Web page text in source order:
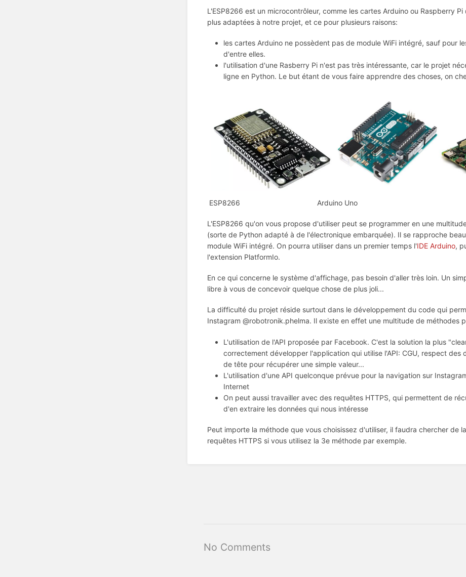
L'ESP8266 est un microcontrôleur, comme les cartes Arduino ou Raspberry
plus adaptées à notre projet, et ce pour plusieurs raisons:
les cartes Arduino ne possèdent pas de module WiFi intégré, sauf pour
d'entre elles.
l'utilisation d'une Rasberry Pi n'est pas très intéressante, car le projet
ligne en Python. Le but étant de vous faire apprendre des choses, on
ESP8266 Arduino Uno
L'ESP8266 qu'on vous propose d'utiliser peut se programmer en une
(sorte de Python adapté à de l'électronique embarquée). Il se rapproche
module WiFi intégré. On pourra utiliser dans un premier temps l'IDE Arduino,
l'extension PlatformIo.
En ce qui concerne le système d'affichage, pas besoin d'aller très loin. Un
libre à vous de concevoir quelque chose de plus joli...
La difficulté du projet réside surtout dans le développement du code qui
Instagram @robotronik.phelma. Il existe en effet une multitude de méthodes
L'utilisation de l'API proposée par Facebook. C'est la solution la plus
correctement développer l'application qui utilise l'API: CGU, respect des
de tête pour récupérer une simple valeur...
L'utilisation d'une API quelconque prévue pour la navigation sur
Internet
On peut aussi travailler avec des requêtes HTTPS, qui permettent de
d'en extraire les données qui nous intéresse
Peut importe la méthode que vous choisissez d'utiliser, il faudra chercher de
requêtes HTTPS si vous utilisez la 3e méthode par exemple.
No Comments